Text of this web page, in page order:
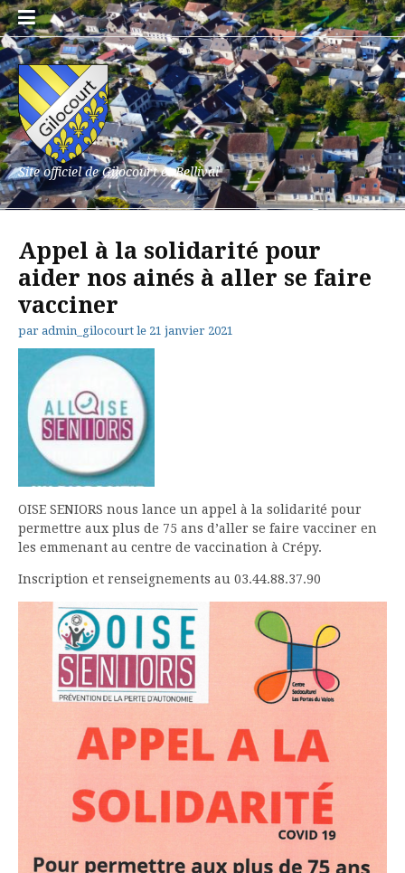
Aller
au
contenu
Site officiel de Gilocourt et Bellival
Appel à la solidarité pour
aider nos ainés à aller se faire
vacciner
par admin_gilocourt le 21 janvier 2021
OISE SENIORS nous lance un appel à la solidarité pour
permettre aux plus de 75 ans d’aller se faire vacciner en
les emmenant au centre de vaccination à Crépy.
Inscription et renseignements au 03.44.88.37.90